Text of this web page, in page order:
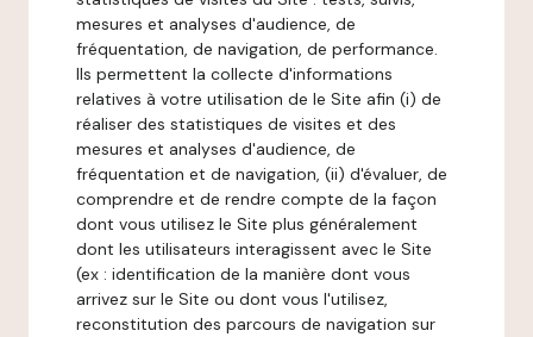
mesures et analyses d'audience, de
fréquentation, de navigation, de performance.
Ils permettent la collecte d'informations
relatives à votre utilisation de le Site afin (i) de
réaliser des statistiques de visites et des
mesures et analyses d'audience, de
fréquentation et de navigation, (ii) d'évaluer, de
comprendre et de rendre compte de la façon
dont vous utilisez le Site plus généralement
dont les utilisateurs interagissent avec le Site
(ex : identification de la manière dont vous
arrivez sur le Site ou dont vous l'utilisez,
reconstitution des parcours de navigation sur